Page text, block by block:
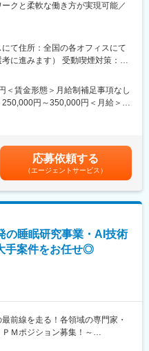
す。定着率も高く実際にここ3年
と非常に低い数値です。また配属
で研修を行います。その後の配属
先輩社員によるマンツーマンの
度はフォローアップ研修という形
ついても全面バックアップ。未
クと柔軟な働き方が実現可能／
く、新しい治療法を開発する必要
験を実施する際の患者さんおよ
内容説明補助、ケア／相談
患者さんやそれを治療しようと
る相手が多いです。現在治療法
して薬を届けられたり、最前線
サポートを行え、治験が無事に
。
社からの転職だけでなく、看護師
いです。そのため教育体制が充
と決まっており、同期入社者と
を行います。会社のことや業務を
まで座学中心でロープレを交え
各拠点に配属され先輩社員から
ともに医療機関へ同行するな
入社後1年程度で一人で担当を持
後も定期的に中途入社者に対し
て住所：全国の各オフィスにて
考に進みます） 受動喫煙対策：そ
＜賃金形態＞月給制補足事項なし
円～350,000円＜月給＞
応募依頼する
（エージェントサービス）
の睡眠研究事業・AI技術
手案件をお任せ◎
前線を走る！各領域の専門家・
Ｍポジション募集！～